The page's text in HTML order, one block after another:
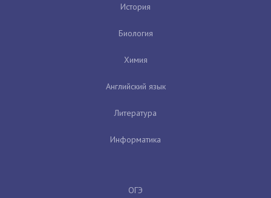
История
Биология
Химия
Английский язык
Литература
Информатика
ОГЭ